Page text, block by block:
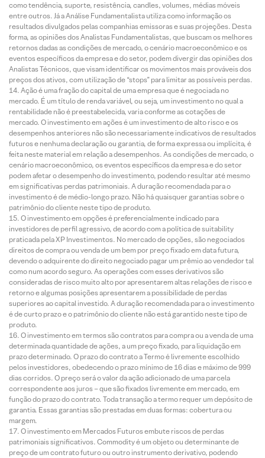
como tendência, suporte, resistência, candles, volumes, médias móveis
entre outros. Já a Análise Fundamentalista utiliza como informação os
resultados divulgados pelas companhias emissoras e suas projeções. Desta
forma, as opiniões dos Analistas Fundamentalistas, que buscam os melhores
retornos dadas as condições de mercado, o cenário macroeconômico e os
eventos específicos da empresa e do setor, podem divergir das opiniões dos
Analistas Técnicos, que visam identificar os movimentos mais prováveis dos
preços dos ativos, com utilização de “stops” para limitar as possíveis perdas.
Ação é uma fração do capital de uma empresa que é negociada no
mercado. É um título de renda variável, ou seja, um investimento no qual a
rentabilidade não é preestabelecida, varia conforme as cotações de
mercado. O investimento em ações é um investimento de alto risco e os
desempenhos anteriores não são necessariamente indicativos de resultados
futuros e nenhuma declaração ou garantia, de forma expressa ou implícita, é
feita neste material em relação a desempenhos. As condições de mercado, o
cenário macroeconômico, os eventos específicos da empresa e do setor
podem afetar o desempenho do investimento, podendo resultar até mesmo
em significativas perdas patrimoniais. A duração recomendada para o
investimento é de médio-longo prazo. Não há quaisquer garantias sobre o
patrimônio do cliente neste tipo de produto.
O investimento em opções é preferencialmente indicado para
investidores de perfil agressivo, de acordo com a política de suitability
praticada pela XP Investimentos. No mercado de opções, são negociados
direitos de compra ou venda de um bem por preço fixado em data futura,
devendo o adquirente do direito negociado pagar um prêmio ao vendedor tal
como num acordo seguro. As operações com esses derivativos são
consideradas de risco muito alto por apresentarem altas relações de risco e
retorno e algumas posições apresentarem a possibilidade de perdas
superiores ao capital investido. A duração recomendada para o investimento
é de curto prazo e o patrimônio do cliente não está garantido neste tipo de
produto.
O investimento em termos são contratos para compra ou a venda de uma
determinada quantidade de ações, a um preço fixado, para liquidação em
prazo determinado. O prazo do contrato a Termo é livremente escolhido
pelos investidores, obedecendo o prazo mínimo de 16 dias e máximo de 999
dias corridos. O preço será o valor da ação adicionado de uma parcela
correspondente aos juros – que são fixados livremente em mercado, em
função do prazo do contrato. Toda transação a termo requer um depósito de
garantia. Essas garantias são prestadas em duas formas: cobertura ou
margem.
O investimento em Mercados Futuros embute riscos de perdas
patrimoniais significativos. Commodity é um objeto ou determinante de
preço de um contrato futuro ou outro instrumento derivativo, podendo